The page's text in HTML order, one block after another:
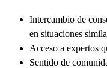
Intercambio de
en situaciones
Acceso a expertos
Sentido de